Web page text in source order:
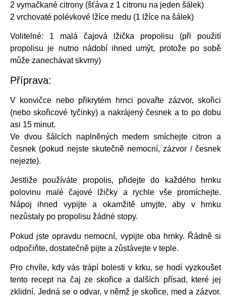
2 vymačkané citrony (šťáva z 1 citronu na jeden šálek)
2 vrchovaté polévkové lžíce medu (1 lžíce na šálek)
Volitelné: 1 malá čajová lžička propolisu (při použití
propolisu je nutno nádobí ihned umýt, protože po sobě
může zanechávat skvrny)
Příprava:
V konvičce nebo přikrytém hrnci povařte zázvor, skořici
(nebo skořicové tyčinky) a nakrájený česnek a to po dobu
asi 15 minut.
Ve dvou šálcích naplněných medem smíchejte citron a
česnek (pokud nejste skutečně nemocní, zázvor / česnek
nejezte).
Jestliže používáte propolis, přidejte do každého hrnku
polovinu malé čajové lžičky a rychle vše promíchejte.
Nápoj ihned vypijte a okamžitě umyjte, aby v hrnku
nezůstaly po propolisu žádné stopy.
Pokud jste opravdu nemocní, vypijte oba hrnky. Řádně si
odpočiňte, dostatečně pijte a zůstávejte v teple.
Pro chvíle, kdy vás trápí bolesti v krku, se hodí vyzkoušet
tento recept na čaj ze skořice a dalších přísad, které jej
zklidní. Jedná se o odvar, v němž je skořice, med a zázvor.